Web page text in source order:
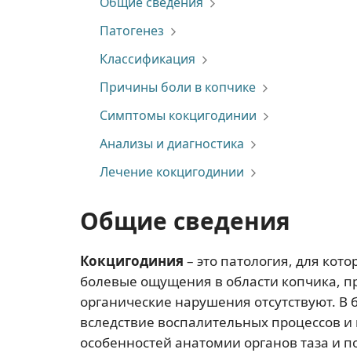
Патогенез
Классификация
Причины боли в копчике
Симптомы кокцигодинии
Анализы и диагностика
Лечение кокцигодинии
Общие сведения
Кокцигодиния – это патология, для
болевые ощущения в области копчика,
органические нарушения отсутствуют. В
вследствие воспалительных процессов
особенностей анатомии органов таза и